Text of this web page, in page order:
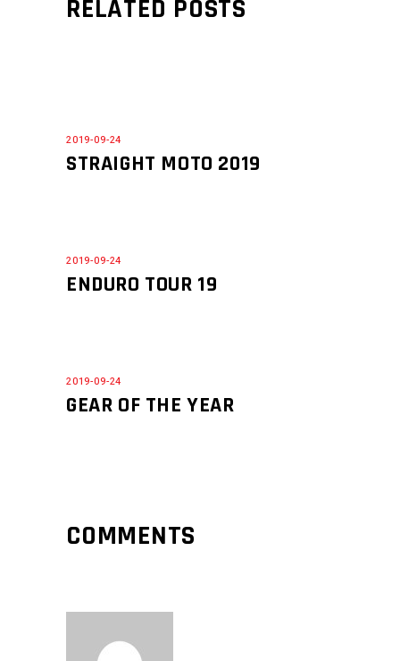
RELATED POSTS
2019-09-24
STRAIGHT MOTO 2019
2019-09-24
ENDURO TOUR 19
2019-09-24
GEAR OF THE YEAR
COMMENTS